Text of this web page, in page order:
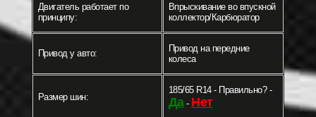
Двигатель работает по
принципу:
Впрыскивание во впускной
коллектор/Карбюратор
Привод у авто:
Привод на передние
колеса
Размер шин:
185/65 R14 - Правильно? -
Да- Нет